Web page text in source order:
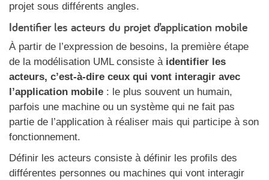
projet sous différents angles.
Identifier les acteurs du projet d’application mobile
À partir de l’expression de besoins, la première étape
de la modélisation UML consiste à identifier les
acteurs, c’est-à-dire ceux qui vont interagir avec
l’application mobile : le plus souvent un humain,
parfois une machine ou un système qui ne fait pas
partie de l’application à réaliser mais qui participe à son
fonctionnement.
Définir les acteurs consiste à définir les profils des
différentes personnes ou machines qui vont interagir